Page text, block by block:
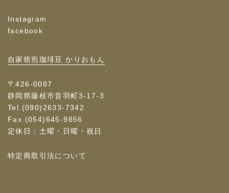
Instagram
facebook
自家焙煎珈琲豆 かりおもん
〒426-0087
静岡県藤枝市音羽町3-17-3
Tel.(090)2633-7342
Fax.(054)645-9856
定休日：土曜・日曜・祝日
特定商取引法について